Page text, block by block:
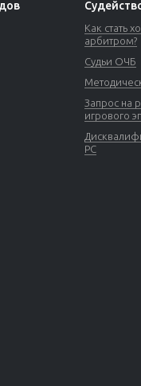
Как стать
арбитром?
Судьи ОЧБ
Запрос на
игрового
РС